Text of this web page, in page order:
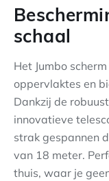
schaal
Het Jumbo
oppervlaktes en
Dankzij de
innovatieve
strak gespannen
van 18 meter.
thuis, waar je